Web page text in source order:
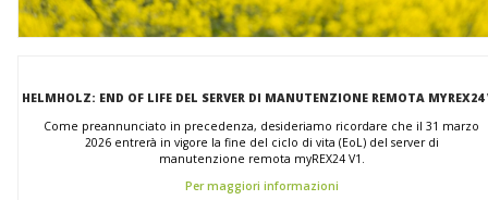
HELMHOLZ: END OF LIFE DEL SERVER DI MANUTENZIONE REMOTA MYREX24
Come preannunciato in precedenza, desideriamo ricordare che il 31 marzo
2026 entrerà in vigore la fine del ciclo di vita (EoL) del server di
manutenzione remota myREX24 V1.
Per maggiori informazioni